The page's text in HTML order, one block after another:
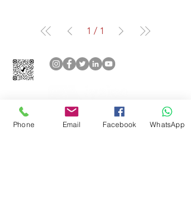
1 / 1
Phone Email Facebook WhatsApp